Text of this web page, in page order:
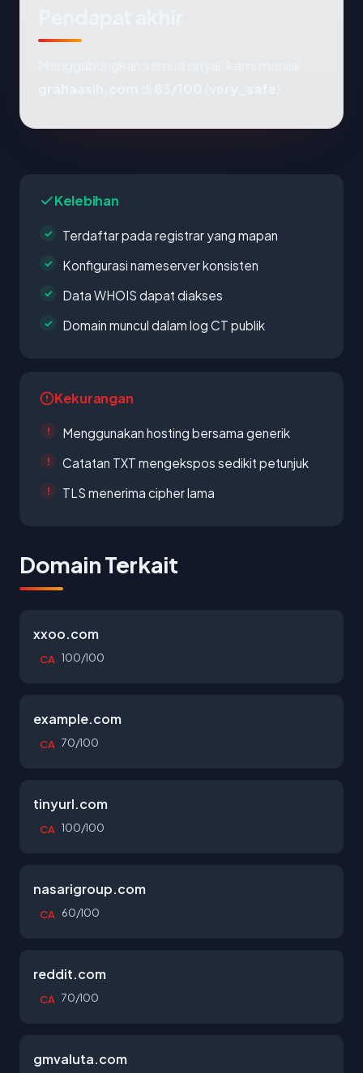
Kelebihan
Terdaftar pada registrar yang mapan
Konfigurasi nameserver konsisten
Data WHOIS dapat diakses
Domain muncul dalam log CT publik
Kekurangan
Menggunakan hosting bersama generik
Catatan TXT mengekspos sedikit petunjuk
TLS menerima cipher lama
Domain Terkait
xxoo.com
CA 100/100
example.com
CA 70/100
tinyurl.com
CA 100/100
nasarigroup.com
CA 60/100
reddit.com
CA 70/100
gmvaluta.com